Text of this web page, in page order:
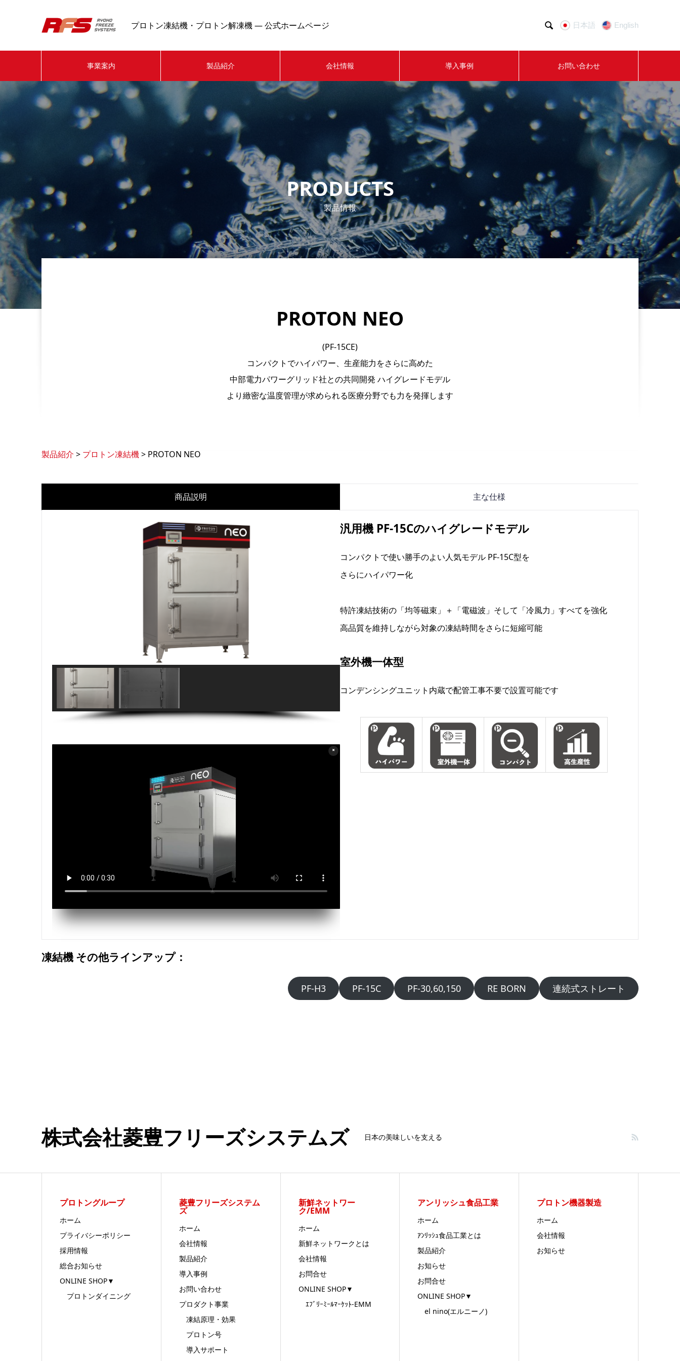
プロトン凍結機・プロトン解凍機 — 公式ホームページ  日本語 English
事業案内 製品紹介 会社情報 導入事例 お問い合わせ
PRODUCTS
製品情報
PROTON NEO
(PF-15CE)
コンパクトでハイパワー、生産能力をさらに高めた
中部電力パワーグリッド社との共同開発 ハイグレードモデル
より緻密な温度管理が求められる医療分野でも力を発揮します
製品紹介 > プロトン凍結機> PROTON NEO
商品説明 主な仕様
˟
汎用機 PF-15Cのハイグレードモデル
コンパクトで使い勝手のよい人気モデル PF-15C型を
さらにハイパワー化
特許凍結技術の「均等磁束」＋「電磁波」そして「冷風力」すべてを強化
高品質を維持しながら対象の凍結時間をさらに短縮可能
室外機一体型
コンデンシングユニット内蔵で配管工事不要で設置可能です
凍結機 その他ラインアップ：
PF-H3 PF-15C PF-30,60,150 RE BORN 連続式ストレート
株式会社菱豊フリーズシステムズ 日本の美味しいを支える
プロトングループ
ホーム
プライバシーポリシー
採用情報
総合お知らせ
ONLINE SHOP▼
プロトンダイニング
菱豊フリーズシステム
ズ
ホーム
会社情報
製品紹介
導入事例
お問い合わせ
プロダクト事業
凍結原理・効果
プロトン号
導入サポート
新鮮ネットワー
ク/EMM
ホーム
新鮮ネットワークとは
会社情報
お問合せ
ONLINE SHOP▼
ｴﾌﾞﾘｰﾐｰﾙﾏｰｹｯﾄ-EMM
アンリッシュ食品工業
ホーム
ｱﾝﾘｯｼｭ食品工業とは
製品紹介
お知らせ
お問合せ
ONLINE SHOP▼
el nino(エルニーノ)
プロトン機器製造
ホーム
会社情報
お知らせ